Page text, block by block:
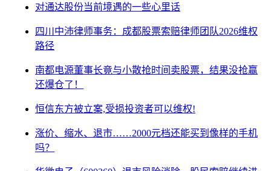
对通达股份当前境遇的一些心里话
四川中沛律师事务：成都股票索赔律师团队2026维权
路径
南都电源董事长竟与小散抢时间卖股票，结果没抢赢
还爆仓了！
恒信东方被立案,受损投资者可以维权!
涨价、缩水、退市……2000元档还能买到像样的手机
吗？